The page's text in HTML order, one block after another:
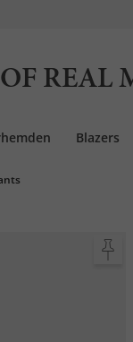
REAL
Blazers